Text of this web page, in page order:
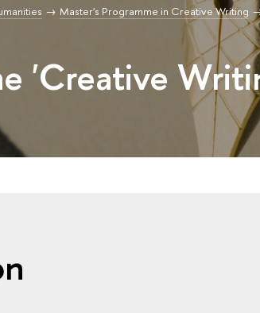
Master's Programme in Creative Writing
'Creative